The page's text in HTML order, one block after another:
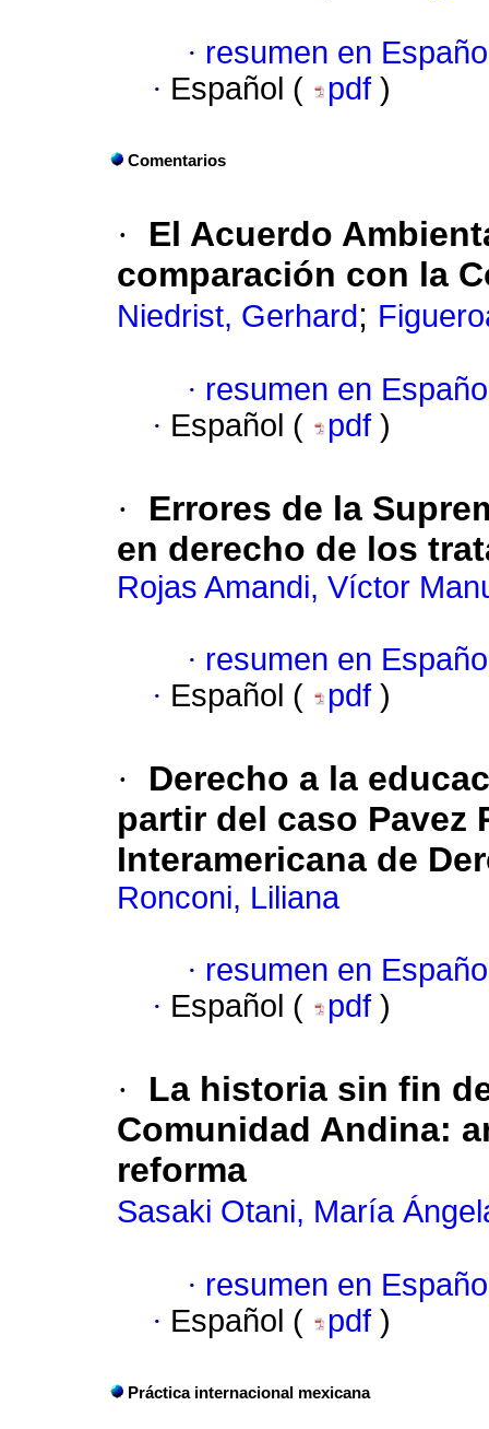
· resumen en
· Español ( pdf )
Comentarios
·
El Acuerdo
comparación con la
Niedrist, Gerhard ;
· resumen en
· Español ( pdf )
·
Errores de la
en derecho de los
Rojas Amandi, Víctor
· resumen en
· Español ( pdf )
·
Derecho a la
partir del caso Pavez
Interamericana de
Ronconi, Liliana
· resumen en
· Español ( pdf )
·
La historia sin fin
Comunidad Andina:
reforma
Sasaki Otani, María
· resumen en
· Español ( pdf )
Práctica internacional mexicana